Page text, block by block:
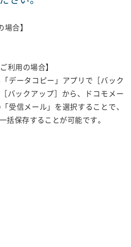
場合】
利用の場合】
データコピー」アプリで［バック
バックアップ］から、ドコモメー
受信メール」を選択することで、
括保存することが可能です。